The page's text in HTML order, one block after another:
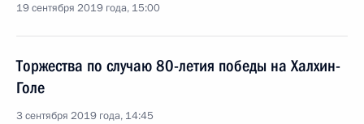
19 сентября 2019 года, 15:00
Торжества по случаю 80-летия победы на Халхин-
Голе
3 сентября 2019 года, 14:45